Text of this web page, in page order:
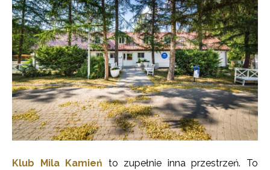
Klub Mila Kamień to zupełnie inna przestrzeń. To